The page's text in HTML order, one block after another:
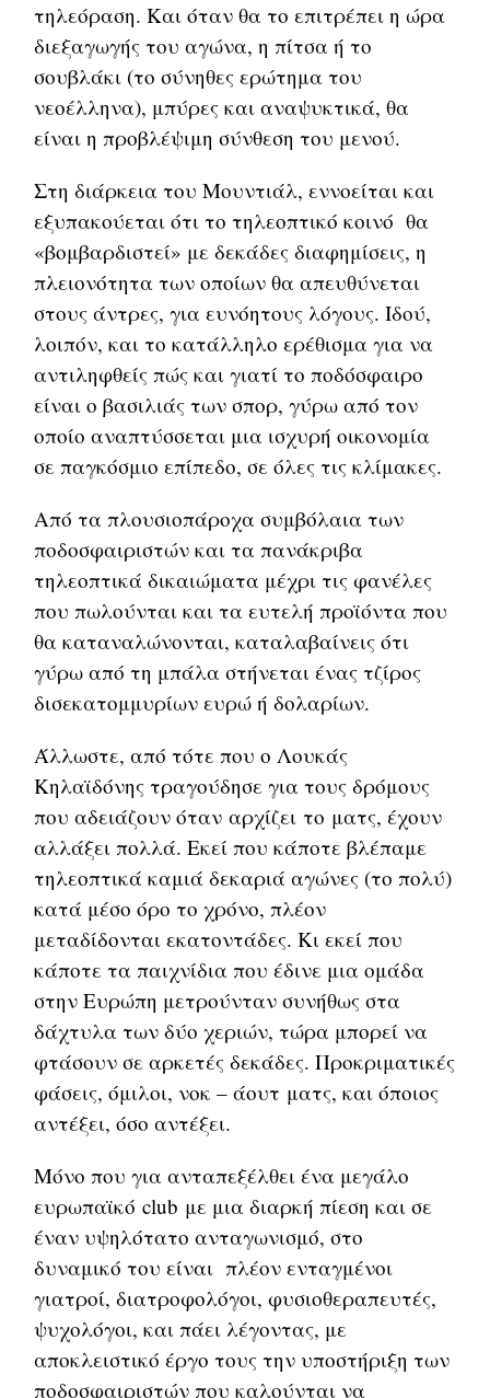
τηλεόραση. Και όταν θα το επιτρέπει η ώρα
διεξαγωγής του αγώνα, η πίτσα ή το
σουβλάκι (το σύνηθες ερώτημα του
νεοέλληνα), μπύρες και αναψυκτικά, θα
είναι η προβλέψιμη σύνθεση του μενού.
Στη διάρκεια του Μουντιάλ, εννοείται και
εξυπακούεται ότι το τηλεοπτικό κοινό θα
«βομβαρδιστεί» με δεκάδες διαφημίσεις, η
πλειονότητα των οποίων θα απευθύνεται
στους άντρες, για ευνόητους λόγους. Ιδού,
λοιπόν, και το κατάλληλο ερέθισμα για να
αντιληφθείς πώς και γιατί το ποδόσφαιρο
είναι ο βασιλιάς των σπορ, γύρω από τον
οποίο αναπτύσσεται μια ισχυρή οικονομία
σε παγκόσμιο επίπεδο, σε όλες τις κλίμακες.
Από τα πλουσιοπάροχα συμβόλαια των
ποδοσφαιριστών και τα πανάκριβα
τηλεοπτικά δικαιώματα μέχρι τις φανέλες
που πωλούνται και τα ευτελή προϊόντα που
θα καταναλώνονται, καταλαβαίνεις ότι
γύρω από τη μπάλα στήνεται ένας τζίρος
δισεκατομμυρίων ευρώ ή δολαρίων.
Άλλωστε, από τότε που ο Λουκάς
Κηλαϊδόνης τραγούδησε για τους δρόμους
που αδειάζουν όταν αρχίζει το ματς, έχουν
αλλάξει πολλά. Εκεί που κάποτε βλέπαμε
τηλεοπτικά καμιά δεκαριά αγώνες (το πολύ)
κατά μέσο όρο το χρόνο, πλέον
μεταδίδονται εκατοντάδες. Κι εκεί που
κάποτε τα παιχνίδια που έδινε μια ομάδα
στην Ευρώπη μετρούνταν συνήθως στα
δάχτυλα των δύο χεριών, τώρα μπορεί να
φτάσουν σε αρκετές δεκάδες. Προκριματικές
φάσεις, όμιλοι, νοκ – άουτ ματς, και όποιος
αντέξει, όσο αντέξει.
Μόνο που για ανταπεξέλθει ένα μεγάλο
ευρωπαϊκό club με μια διαρκή πίεση και σε
έναν υψηλότατο ανταγωνισμό, στο
δυναμικό του είναι πλέον ενταγμένοι
γιατροί, διατροφολόγοι, φυσιοθεραπευτές,
ψυχολόγοι, και πάει λέγοντας, με
αποκλειστικό έργο τους την υποστήριξη των
ποδοσφαιριστών που καλούνται να